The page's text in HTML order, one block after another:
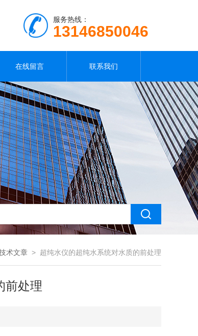
服务热线：
13146850046
在线留言 联系我们
术文章 > 超纯水仪的超纯水系统对水质的前处理
前处理